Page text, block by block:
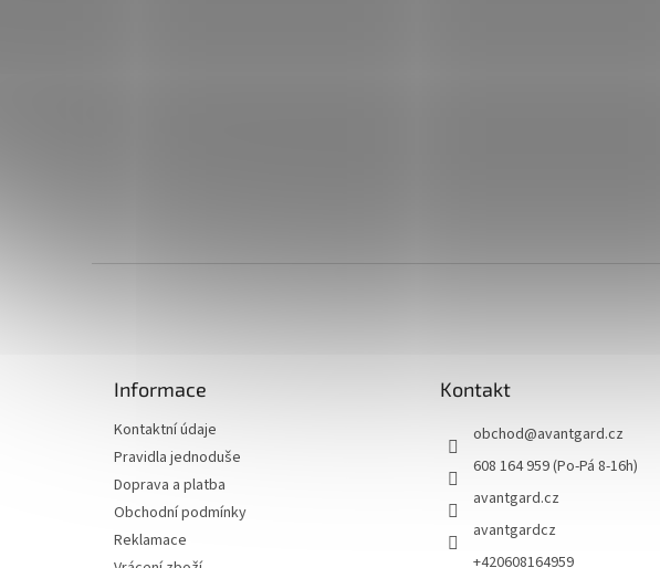
Informace
Kontaktní údaje
Pravidla jednoduše
Doprava a platba
Obchodní podmínky
Reklamace
Kontakt
obchod@avantgard.cz
608 164 959 (Po-Pá 8-16h)
avantgard.cz
avantgardcz
+420608164959